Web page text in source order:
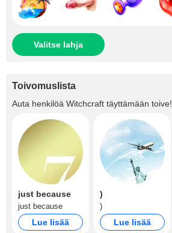
Valitse lahja
Toivomuslista
Auta henkilöä Witchcraft täyttämään toive!
just because
just because
Lue lisää
)
)
Lue lisää